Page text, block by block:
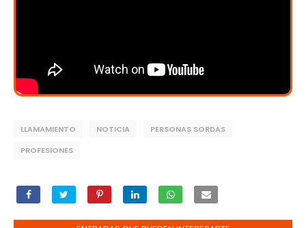
LLAMAMIENTO NOTICIA
PERSONAS SORDAS
PROFESIONES